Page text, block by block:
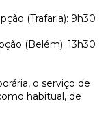
(Trafaria): 9h30
(Belém): 13h30
o serviço de
habitual, de